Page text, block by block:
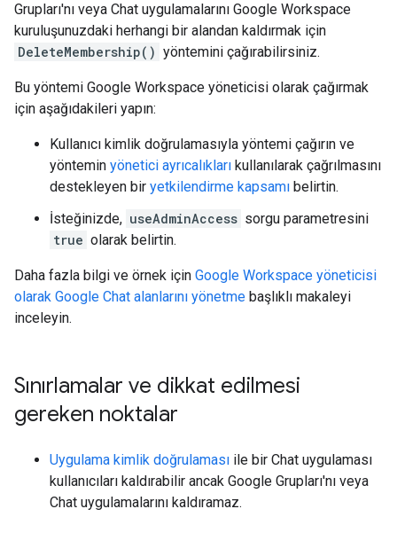
Grupları'nı veya Chat uygulamalarını Google Workspace
kuruluşunuzdaki herhangi bir alandan kaldırmak için
DeleteMembership() yöntemini çağırabilirsiniz.
Bu yöntemi Google Workspace yöneticisi olarak çağırmak
için aşağıdakileri yapın:
Kullanıcı kimlik doğrulamasıyla yöntemi çağırın ve
yöntemin yönetici ayrıcalıkları kullanılarak çağrılmasını
destekleyen bir yetkilendirme kapsamı belirtin.
İsteğinizde, useAdminAccess sorgu parametresini
true olarak belirtin.
Daha fazla bilgi ve örnek için Google Workspace yöneticisi
olarak Google Chat alanlarını yönetme başlıklı makaleyi
inceleyin.
Sınırlamalar ve dikkat edilmesi
gereken noktalar
Uygulama kimlik doğrulaması ile bir Chat uygulaması
kullanıcıları kaldırabilir ancak Google Grupları'nı veya
Chat uygulamalarını kaldıramaz.